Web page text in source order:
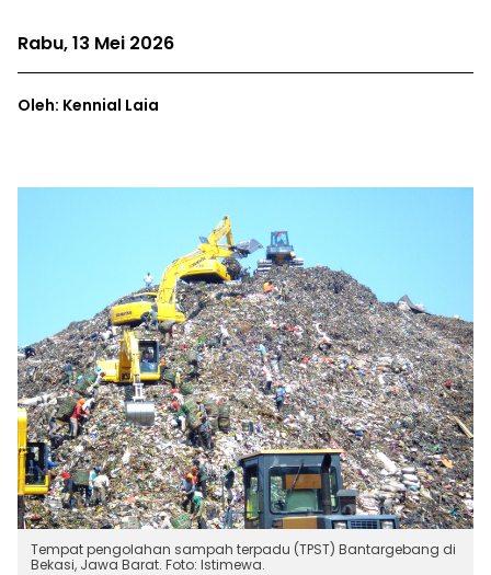
Rabu, 13 Mei 2026
Oleh: Kennial Laia
Tempat pengolahan sampah terpadu (TPST) Bantargebang di
Bekasi, Jawa Barat. Foto: Istimewa.